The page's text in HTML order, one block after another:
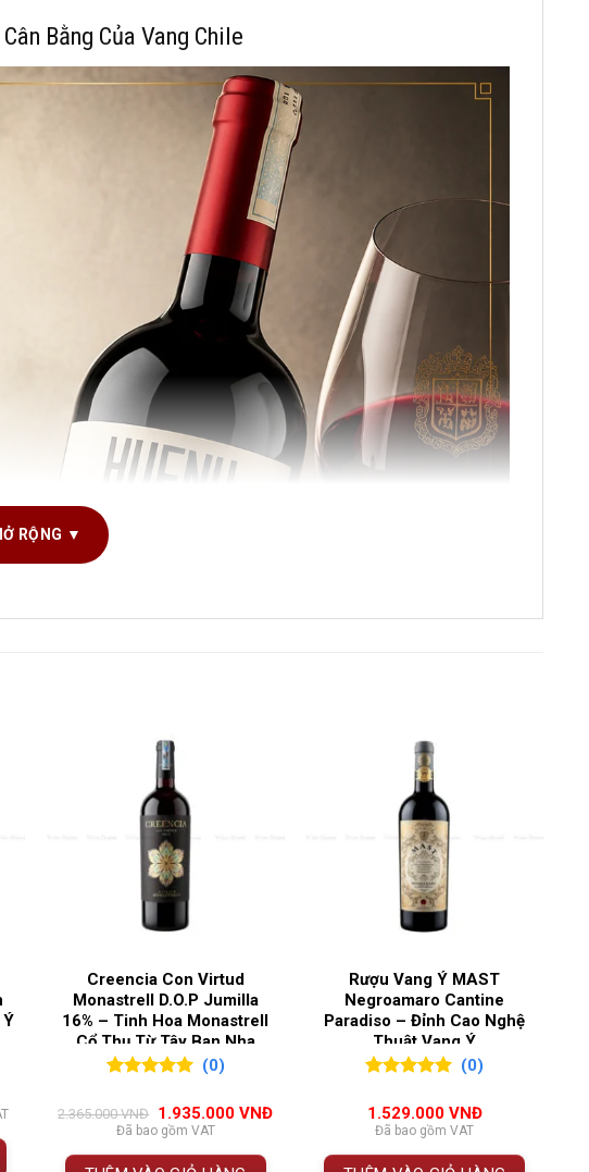
Bằng Của Vang Chile
– Vẻ Đẹp Cân Bằng Của Vang Chile
đến từ Vina Matetic – một trong những nhà sản xuất rượu vang
RỘNG ▼
Colchagua Valley
Creencia Con Virtud
Monastrell D.O.P Jumilla
16% – Tinh Hoa Monastrell
Cổ Thụ Từ Tây Ban Nha
đánh giá
(0)
2.365.000VNĐ Giá
gốc
là:
2.365.000 VNĐ.
1.935.000VNĐGiá
Đã bao gồm VAT
Rượu Vang Ý MAST
Negroamaro Cantine
Paradiso – Đỉnh Cao Nghệ
Thuật Vang Ý
đánh giá
(0)
1.529.000 VNĐ
Đã bao gồm VAT